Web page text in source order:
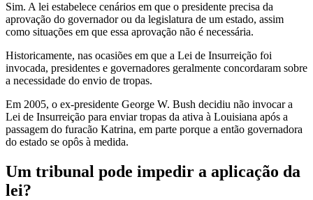
Sim. A lei estabelece cenários em que o presidente precisa da
aprovação do governador ou da legislatura de um estado, assim
como situações em que essa aprovação não é necessária.
Historicamente, nas ocasiões em que a Lei de Insurreição foi
invocada, presidentes e governadores geralmente concordaram sobre
a necessidade do envio de tropas.
Em 2005, o ex-presidente George W. Bush decidiu não invocar a
Lei de Insurreição para enviar tropas da ativa à Louisiana após a
passagem do furacão Katrina, em parte porque a então governadora
do estado se opôs à medida.
Um tribunal pode impedir a aplicação da
lei?